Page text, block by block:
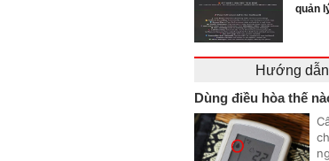
quản
Hướng
Dùng điều hòa thế